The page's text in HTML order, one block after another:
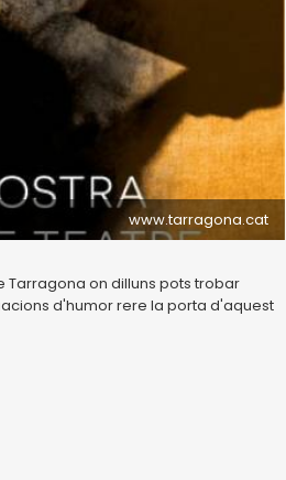
www.tarragona.cat
Tarragona on dilluns pots trobar
d'humor rere la porta d'aquest